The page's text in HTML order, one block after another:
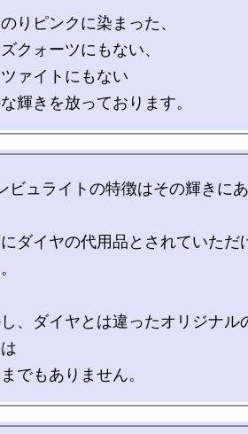
りピンクに染まった、
クォーツにもない、
ァイトにもない
ビュライトの特徴はその輝きに
ダイヤの代用品とされていただ
し、ダイヤとは違ったオリジナル